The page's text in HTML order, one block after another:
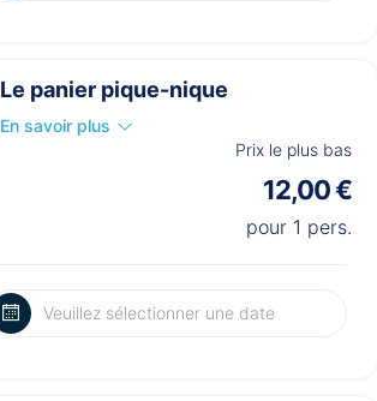
Le panier pique-nique
En savoir plus
Prix le plus bas
12,00 €
pour 1 pers.